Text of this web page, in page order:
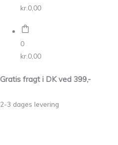
kr. 0,00
0
kr. 0,00
Gratis fragt i DK ved 399,-
2-3 dages levering